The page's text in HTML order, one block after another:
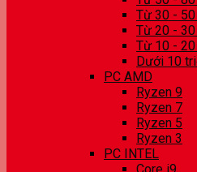
Từ 30 -
Từ 20 -
Từ 10 -
Dưới 10
PC AMD
Ryzen 9
Ryzen 7
Ryzen 5
Ryzen 3
PC INTEL